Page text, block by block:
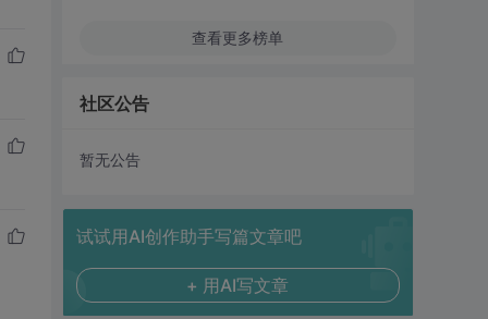
查看更多榜单
社区公告
暂无公告
试试用AI创作助手写篇文章吧
+ 用AI写文章